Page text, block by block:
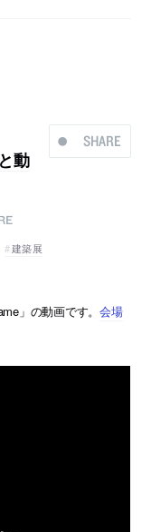
SHARE
動
建築展
」の動画です。会場